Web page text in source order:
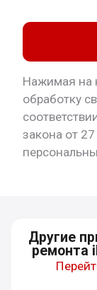
Нажимая на
обработку
закона от
Другие
ремонта